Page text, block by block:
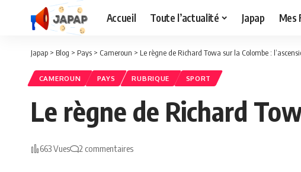
Accueil Toute l’actualité Japap Mes
Japap > Blog > Pays > Cameroun > Le règne de Richard Towa sur la Colombe :
CAMEROUN PAYS RUBRIQUE SPORT
Le règne de Richard
663 Vues 2 commentaires